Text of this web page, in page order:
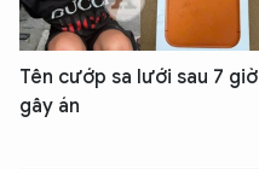
Tên cướp sa lưới sau 7 giờ
gây án